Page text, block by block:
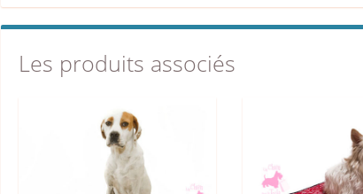
Les produits associés